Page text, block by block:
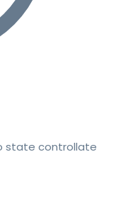
state controllate